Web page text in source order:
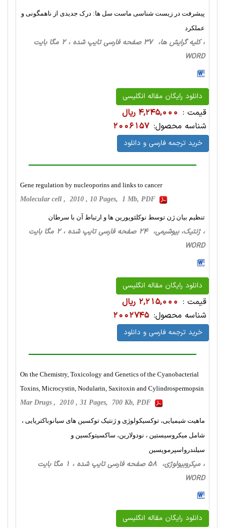
پیشرفت در زیست شناسی ماست سل ها: درک جدیدی از ناهمگونی و
عملکرد
، کلیه گرایش ها، 37 صفحه فارسی تایپ شده ، 2 مگا بایت
WORD
دانلود رایگان مقاله انگلیسی
قیمت : 4,245,000 ریال
شناسه محصول: 2006157
خرید ترجمه فارسی و دانلود
Gene regulation by nucleoporins and links to cancer
Molecular cell , 2010 , 10 Pages, 1 Mb, PDF
تنظیم بیان ژن توسط نوکلئوپورین ها و ارتباط آن با سرطان
، ژنتیک، بیوشیمی، 24 صفحه فارسی تایپ شده ، 2 مگا بایت
WORD
دانلود رایگان مقاله انگلیسی
قیمت : 2,215,000 ریال
شناسه محصول: 2002745
خرید ترجمه فارسی و دانلود
On the Chemistry, Toxicology and Genetics of the Cyanobacterial
Toxins, Microcystin, Nodularin, Saxitoxin and Cylindrospermopsin
Mar Drugs , 2010 , 31 Pages, 700 Kb, PDF
ماهیت شیمیایی، توکسیکولوژی و ژنتیک توکسین های سیانوباکتریایی ،
شامل میکروسیستین ، نودولارین، ساکسیتوکسین و
سیلندرواسپرموپسین
، میکروبیولوژی، 58 صفحه فارسی تایپ شده ، 1 مگا بایت
WORD
دانلود رایگان مقاله انگلیسی